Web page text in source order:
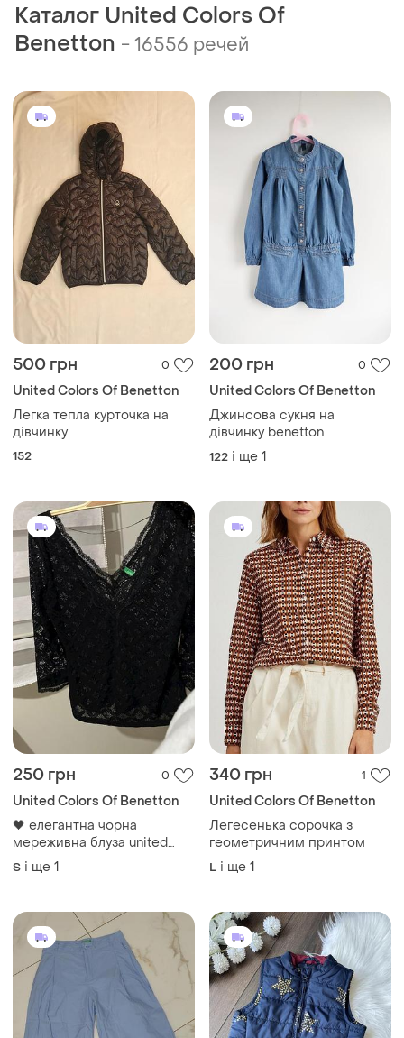
Каталог United Colors Of
Benetton -16556 речей
500 грн 0
United Colors Of Benetton
Легка тепла курточка на
дівчинку
152
200 грн 0
United Colors Of Benetton
Джинсова сукня на
дівчинку benetton
122 і ще 1
250 грн 0
United Colors Of Benetton
🖤 елегантна чорна
мереживна блуза united
colors of benetton
S і ще 1
340 грн 1
United Colors Of Benetton
Легесенька сорочка з
геометричним принтом
L і ще 1